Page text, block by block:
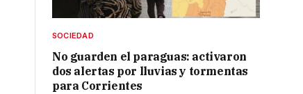
SOCIEDAD
No guarden el paraguas: activaron
dos alertas por lluvias y tormentas
para Corrientes